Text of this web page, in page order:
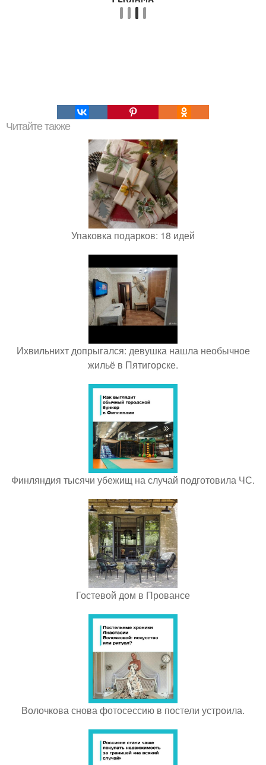
Читайте также
Упаковка подарков: 18 идей
Ихвильнихт допрыгался: девушка нашла необычное
жильё в Пятигорске.
Финляндия тысячи убежищ на случай подготовила ЧС.
Гостевой дом в Провансе
Волочкова снова фотосессию в постели устроила.